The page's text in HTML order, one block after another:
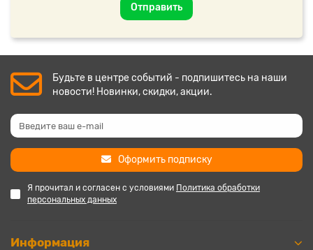
Отправить
Будьте в центре событий - подпишитесь на наши
новости! Новинки, скидки, акции.
Оформить подписку
Я прочитал и согласен с условиями Политика обработки
персональных данных
Информация